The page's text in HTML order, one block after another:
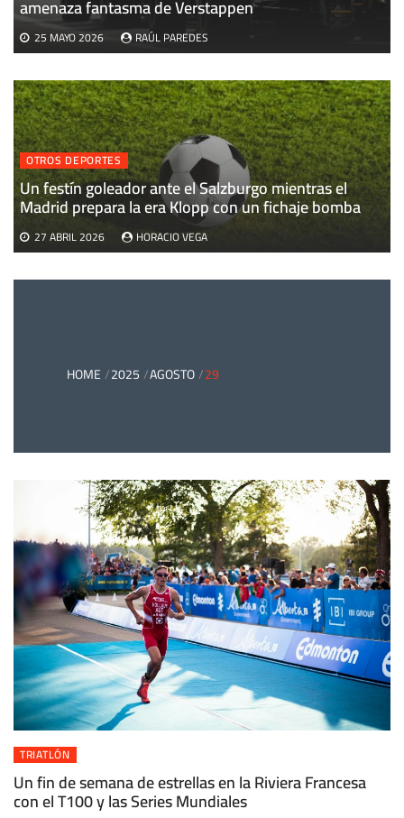
amenaza fantasma de Verstappen
25 MAYO 2026 RAÚL PAREDES
OTROS DEPORTES
Un festín goleador ante el Salzburgo mientras el
Madrid prepara la era Klopp con un fichaje bomba
27 ABRIL 2026 HORACIO VEGA
HOME 2025 AGOSTO 29
TRIATLÓN
Un fin de semana de estrellas en la Riviera Francesa
con el T100 y las Series Mundiales